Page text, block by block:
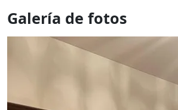
Galería de fotos